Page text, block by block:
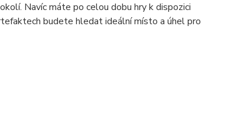
Navíc máte po celou dobu hry k dispozici
budete hledat ideální místo a úhel pro